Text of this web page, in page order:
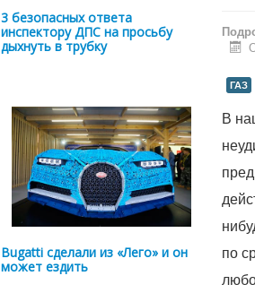
3 безопасных ответа
инспектору ДПС на просьбу
дыхнуть в трубку
Bugatti сделали из «Лего» и он
может ездить
ГАЗ
В
по